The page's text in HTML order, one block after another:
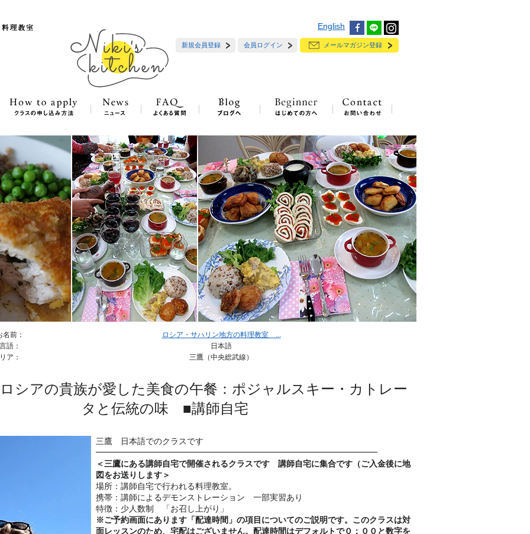
English
新規会員登録 会員ログイン メールマガジン登録
前：
ロシア・サハリン地方の料理教室 ...
語：
日本語
ア：
三鷹（中央総武線）
シアの貴族が愛した美食の午餐：ポジャルスキー・カトレー
タと伝統の味 ■講師自宅
三鷹 日本語でのクラスです
━━━━━━━━━━━━━━━━━━━━━━━━━━━━━━━━━━
＜三鷹にある講師自宅で開催されるクラスです 講師自宅に集合です（ご入金後に地
図をお送りします＞
場所：講師自宅で行われる料理教室。
携帯：講師によるデモンストレーション 一部実習あり
特徴：少人数制 「お召し上がり」
※ご予約画面にあります「配達時間」の項目についてのご説明です。このクラスは対
面レッスンのため、宅配はございません。配達時間はデフォルトで０：００と数字を